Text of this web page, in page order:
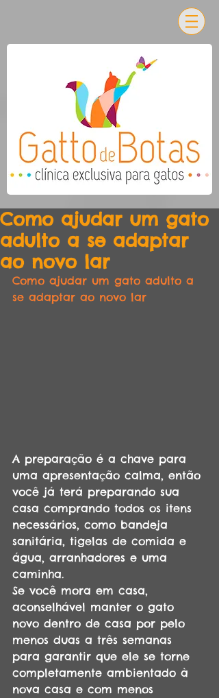
Como ajudar um gato
adulto a se adaptar
ao novo lar
Como ajudar um gato adulto a
se adaptar ao novo lar
A preparação é a chave para
uma apresentação calma, então
você já terá preparando sua
casa comprando todos os itens
necessários, como bandeja
sanitária, tigelas de comida e
água, arranhadores e uma
caminha.
Se você mora em casa,
aconselhável manter o gato
novo dentro de casa por pelo
menos duas a três semanas
para garantir que ele se torne
completamente ambientado à
nova casa e com menos